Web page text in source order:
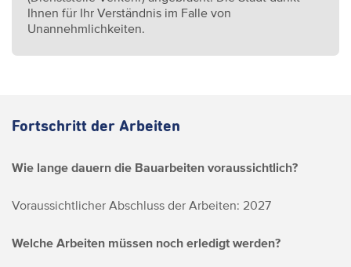
Ihnen für Ihr Verständnis im Falle von
Unannehmlichkeiten.
Fortschritt der Arbeiten
Wie lange dauern die Bauarbeiten voraussichtlich?
Voraussichtlicher Abschluss der Arbeiten: 2027
Welche Arbeiten müssen noch erledigt werden?